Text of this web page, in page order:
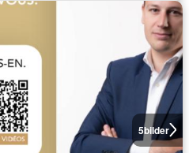
5bilder